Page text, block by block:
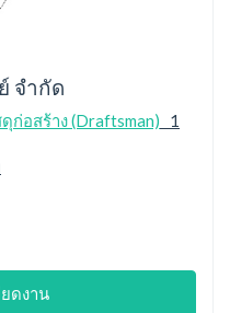
จำกัด
อสร้าง (Draftsman) 1
ยดงาน